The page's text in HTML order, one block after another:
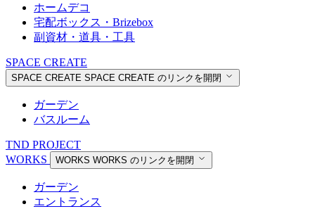
ホームデコ
宅配ボックス・Brizebox
副資材・道具・工具
SPACE CREATE
SPACE CREATE SPACE CREATE のリンクを開閉
ガーデン
バスルーム
TND PROJECT
WORKS
WORKS WORKS のリンクを開閉
ガーデン
エントランス